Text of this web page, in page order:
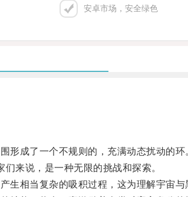
安卓市场，安全绿色
成了一个不规则的，充满动态扰动的环
来说，是一种无限的挑战和探索。
相当复杂的吸积过程，这为理解宇宙与